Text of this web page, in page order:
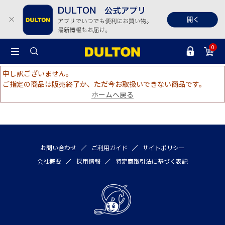
0
申し訳ございません。
ご指定の商品は販売終了か、ただ今お取扱いできない商品です。
ホームへ戻る
お問い合わせ ご利用ガイド
サイトポリシー
会社概要
採用情報 特定商取引法に基づく表記